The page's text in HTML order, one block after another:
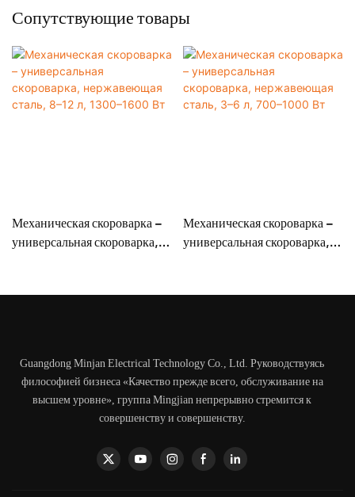
Сопутствующие товары
Механическая скороварка –
универсальная скороварка,
Механическая скороварка –
универсальная скороварка,
Guangdong Minjan Electrical Technology Co., Ltd. Руководствуясь
философией бизнеса «Качество прежде всего, обслуживание на
высшем уровне», группа Mingjian непрерывно стремится к
совершенству и совершенству.